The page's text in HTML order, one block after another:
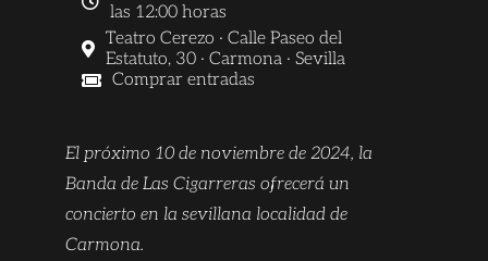
las 12:00 horas
Teatro Cerezo · Calle Paseo del
Estatuto, 30 · Carmona · Sevilla
Comprar entradas
El próximo 10 de noviembre de 2024, la
Banda de Las Cigarreras ofrecerá un
concierto en la sevillana localidad de
Carmona.